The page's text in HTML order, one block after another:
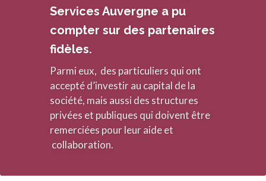
Services Auvergne a pu
compter sur des partenaires
fidèles.
Parmi eux, des particuliers qui ont
accepté d’investir au capital de la
société, mais aussi des structures
privées et publiques qui doivent être
remerciées pour leur aide et
collaboration.